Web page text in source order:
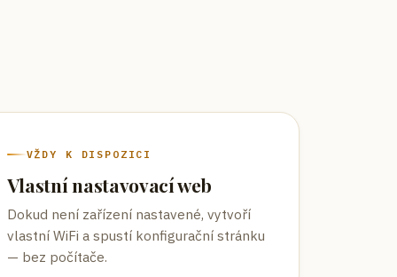
VŽDY K DISPOZICI
Vlastní nastavovací web
Dokud není zařízení nastavené, vytvoří
vlastní WiFi a spustí konfigurační stránku
— bez počítače.